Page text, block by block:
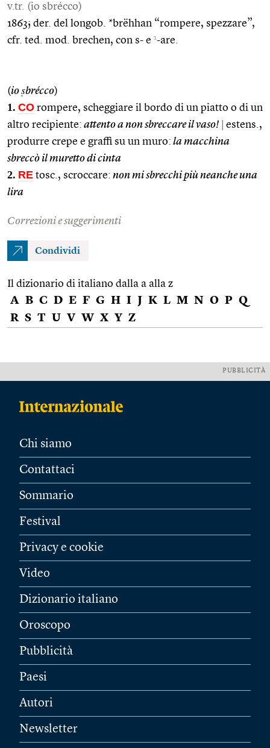
v.tr. (io sbrécco)
1863; der. del longob. *brëhhan “rompere, spezzare”,
cfr. ted. mod. brechen, con s- e 1-are.
(io ṣbrécco)
1. CO rompere, scheggiare il bordo di un piatto o di un
altro recipiente: attento a non sbreccare il vaso!
estens.,
produrre crepe e graffi su un muro: la macchina
sbreccò il muretto di cinta
2. RE tosc., scroccare: non mi sbrecchi più neanche una
lira
Correzioni e suggerimenti
Condividi
Il dizionario di italiano dalla a alla z
A B C D E F G H I J K L M N O P Q
R S T U V W X Y Z
PUBBLICITÀ
Chi siamo
Contattaci
Sommario
Festival
Privacy e cookie
Video
Dizionario italiano
Oroscopo
Pubblicità
Paesi
Autori
Newsletter